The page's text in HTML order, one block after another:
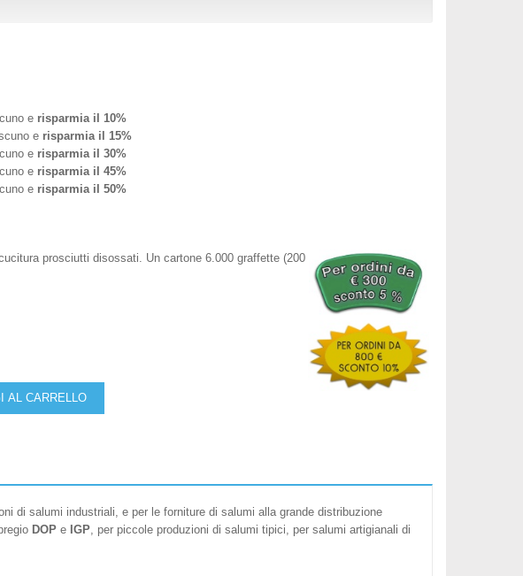
e risparmia il 10%
e risparmia il 15%
e risparmia il 30%
e risparmia il 45%
e risparmia il 50%
prosciutti disossati. Un cartone 6.000 graffette (200
AL CARRELLO
di salumi industriali, e per le forniture di salumi alla grande distribuzione
DOP e IGP, per piccole produzioni di salumi tipici, per salumi artigianali di